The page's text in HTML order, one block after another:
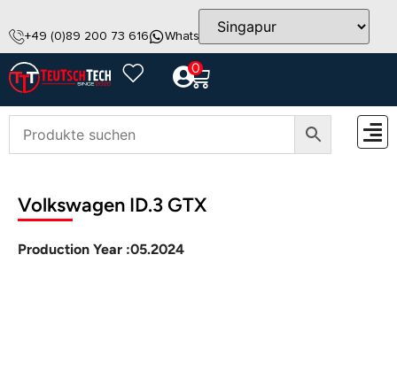
+49 (0)89 200 73 616 WhatsApp info@teutschtech.com
0
Volkswagen ID.3 GTX
Production Year :05.2024